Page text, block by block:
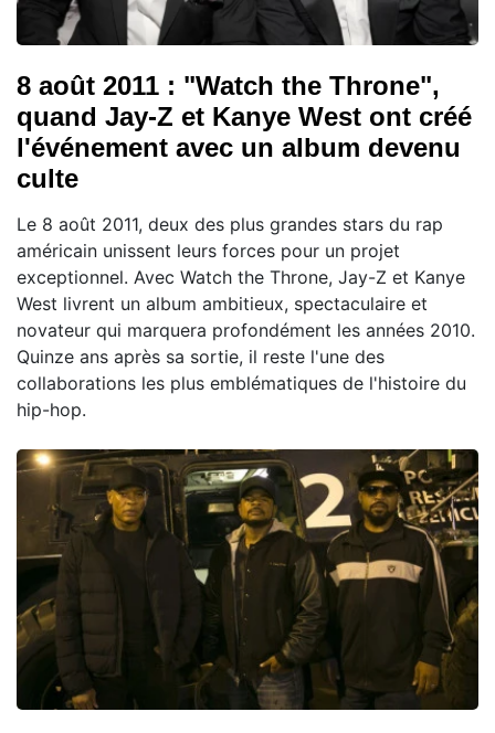
8 août 2011 : "Watch the Throne",
quand Jay-Z et Kanye West ont créé
l'événement avec un album devenu
culte
Le 8 août 2011, deux des plus grandes stars du rap
américain unissent leurs forces pour un projet
exceptionnel. Avec Watch the Throne, Jay-Z et Kanye
West livrent un album ambitieux, spectaculaire et
novateur qui marquera profondément les années 2010.
Quinze ans après sa sortie, il reste l'une des
collaborations les plus emblématiques de l'histoire du
hip-hop.